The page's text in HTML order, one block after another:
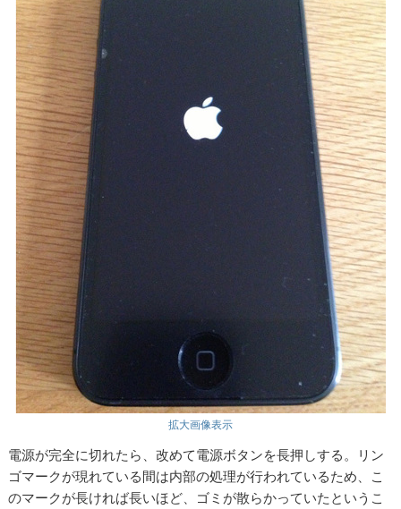
拡大画像表示
電源が完全に切れたら、改めて電源ボタンを長押しする。リン
ゴマークが現れている間は内部の処理が行われているため、こ
のマークが長ければ長いほど、ゴミが散らかっていたというこ